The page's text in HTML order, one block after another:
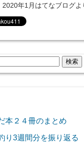
2020年1月はてなブログよ
本２４冊のまとめ
り3週間分を振り返る